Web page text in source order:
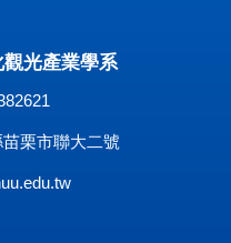
光產業學系
栗市聯大二號